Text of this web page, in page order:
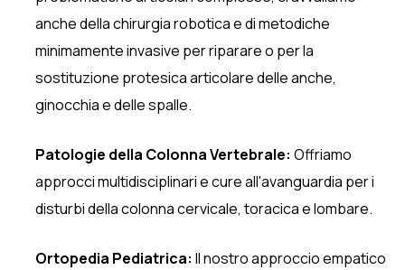
anche della chirurgia robotica e di metodiche
minimamente invasive per riparare o per la
sostituzione protesica articolare delle anche,
ginocchia e delle spalle.
Patologie della Colonna Vertebrale: Offriamo
approcci multidisciplinari e cure all'avanguardia per i
disturbi della colonna cervicale, toracica e lombare.
Ortopedia Pediatrica: Il nostro approccio empatico